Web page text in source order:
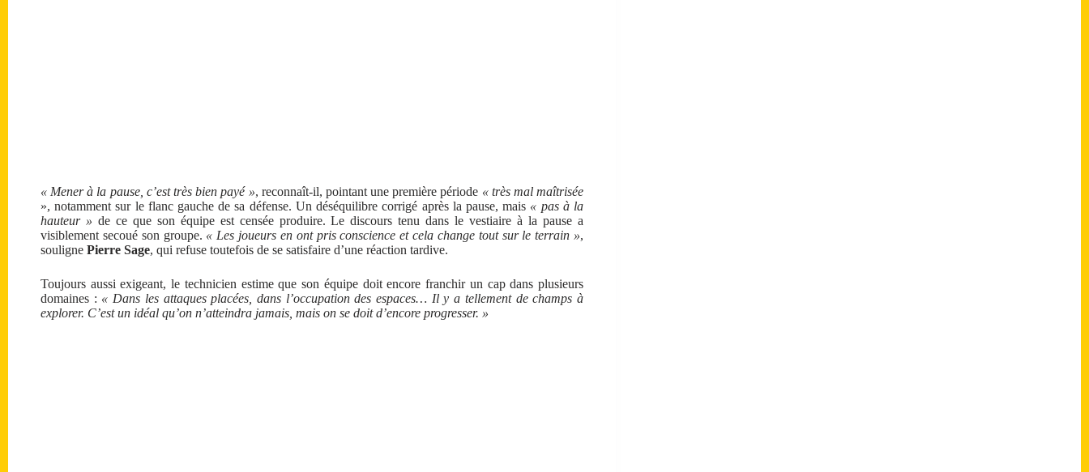
« Mener à la pause, c’est très bien payé », reconnaît-il, pointant une première période « très mal maîtrisée
», notamment sur le flanc gauche de sa défense. Un déséquilibre corrigé après la pause, mais « pas à la
hauteur » de ce que son équipe est censée produire. Le discours tenu dans le vestiaire à la pause a
visiblement secoué son groupe. « Les joueurs en ont pris conscience et cela change tout sur le terrain »,
souligne Pierre Sage, qui refuse toutefois de se satisfaire d’une réaction tardive.
Toujours aussi exigeant, le technicien estime que son équipe doit encore franchir un cap dans plusieurs
domaines : « Dans les attaques placées, dans l’occupation des espaces… Il y a tellement de champs à
explorer. C’est un idéal qu’on n’atteindra jamais, mais on se doit d’encore progresser. »